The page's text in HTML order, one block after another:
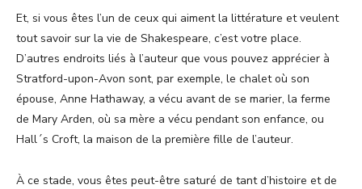
Et, si vous êtes l’un de ceux qui aiment la littérature et veulent
tout savoir sur la vie de Shakespeare, c’est votre place.
D’autres endroits liés à l’auteur que vous pouvez apprécier à
Stratford-upon-Avon sont, par exemple, le chalet où son
épouse, Anne Hathaway, a vécu avant de se marier, la ferme
de Mary Arden, où sa mère a vécu pendant son enfance, ou
Hall´s Croft, la maison de la première fille de l’auteur.
À ce stade, vous êtes peut-être saturé de tant d’histoire et de